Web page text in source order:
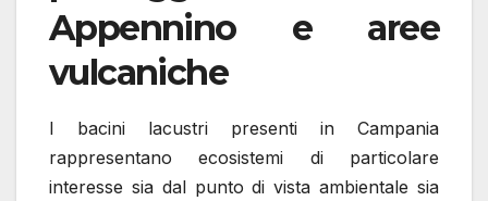
Appennino e aree
vulcaniche
I bacini lacustri presenti in Campania
rappresentano ecosistemi di particolare
interesse sia dal punto di vista ambientale sia